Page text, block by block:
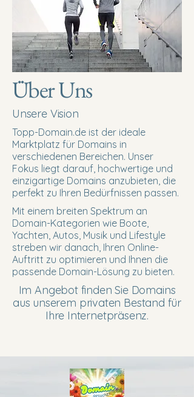
Über Uns
Unsere Vision
Topp-Domain.de ist der ideale
Marktplatz für Domains in
verschiedenen Bereichen. Unser
Fokus liegt darauf, hochwertige und
einzigartige Domains anzubieten, die
perfekt zu Ihren Bedürfnissen passen.
Mit einem breiten Spektrum an
Domain-Kategorien wie Boote,
Yachten, Autos, Musik und Lifestyle
streben wir danach, Ihren Online-
Auftritt zu optimieren und Ihnen die
passende Domain-Lösung zu bieten.
Im Angebot finden Sie Domains
aus unserem privaten Bestand für
Ihre Internetpräsenz.